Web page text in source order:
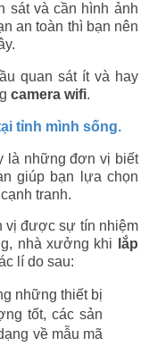
sát và cần hình ảnh
an toàn thì bạn nên
quan sát ít và hay
camera wifi.
tỉnh mình sống.
là những đơn vị biết
giúp bạn lựa chọn
tranh.
vị được sự tín nhiệm
nhà xưởng khi
lắp
lí do sau:
những thiết bị
tốt, các sản
về mẫu mã